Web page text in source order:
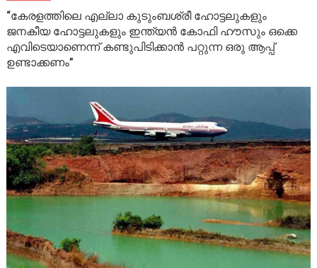
“കേരളത്തിലെ എല്ലാ കുടുംബശ്രീ ഹോട്ടലുകളും
ജനകീയ ഹോട്ടലുകളും ഇന്ത്യൻ കോഫി ഹൗസും ഒക്കെ
എവിടെയാണെന്ന് കണ്ടുപിടിക്കാൻ പറ്റുന്ന ഒരു ആപ്പ്
ഉണ്ടാക്കണം”